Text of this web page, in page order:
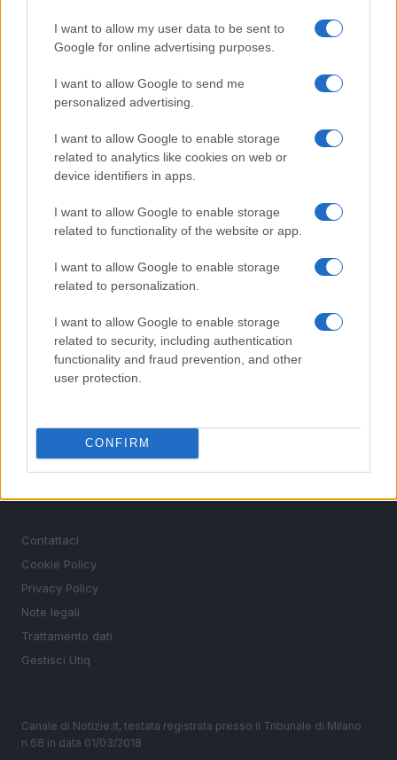
I want to allow my user data to be sent to
Google for online advertising purposes.
I want to allow Google to send me
personalized advertising.
I want to allow Google to enable storage
related to analytics like cookies on web or
device identifiers in apps.
I want to allow Google to enable storage
related to functionality of the website or app.
I want to allow Google to enable storage
related to personalization.
I want to allow Google to enable storage
related to security, including authentication
functionality and fraud prevention, and other
user protection.
CONFIRM
Sportmagazine: notizie, approfondimenti e classifiche su
MotoGP e Olimpiadi. Le ultime news dalle competizioni
nazionali e internazionali, gli highlight delle partite, le
le discipline che fanno emozionare gli appassionati di
SEZIONI
Calcio
Tennis
Basket
Ciclismo
Altri sport
Chi siamo
Ultime notizie
Contattaci
Cookie Policy
Privacy Policy
Note legali
Trattamento dati
Gestisci Utiq
Canale di Notizie.it, testata registrata presso il Tribunale di Milano
n.68 in data 01/03/2018